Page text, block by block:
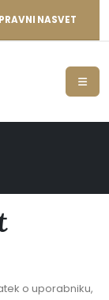
PRAVNI NASVET
o uporabniku,